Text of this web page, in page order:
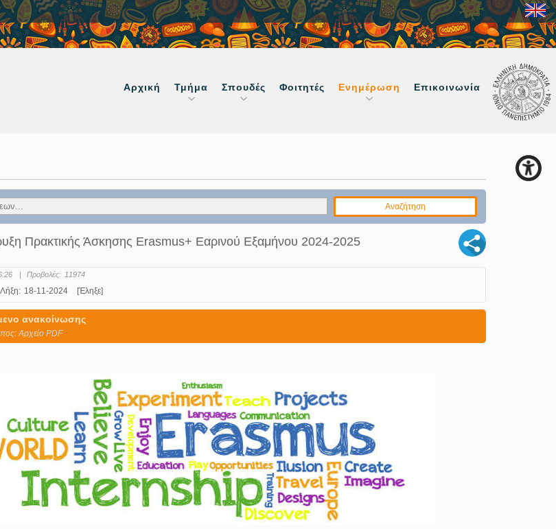
Αρχική Τμήμα Σπουδές Φοιτητές Ενημέρωση Επικοινωνία
Πρακτικής Άσκησης Erasmus+ Εαρινού Εξαμήνου 2024-2025
| Προβολές: 11974
Λήξη: 18-11-2024 [Έληξε]
ανακοίνωσης
Αρχείο PDF